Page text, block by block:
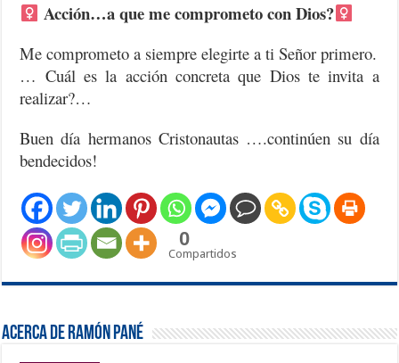
Acción…a que me comprometo con Dios?
Me comprometo a siempre elegirte a ti Señor primero.
… Cuál es la acción concreta que Dios te invita a
realizar?…
Buen día hermanos Cristonautas ….continúen su día
bendecidos!
0
Compartidos
Acerca de Ramón Pané